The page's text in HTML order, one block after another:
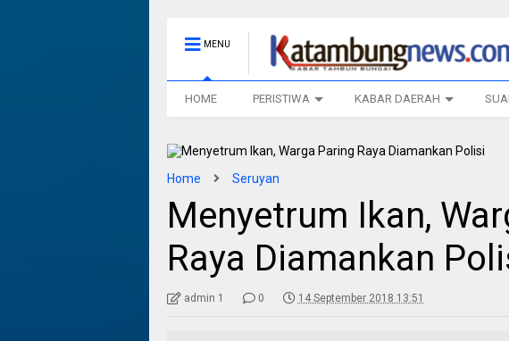
MENU
HOME PERISTIWA KABAR DAERAH
Home Seruyan
Menyetrum Ikan,
Raya Diamankan
admin 1 0 14 September 2018 13:51